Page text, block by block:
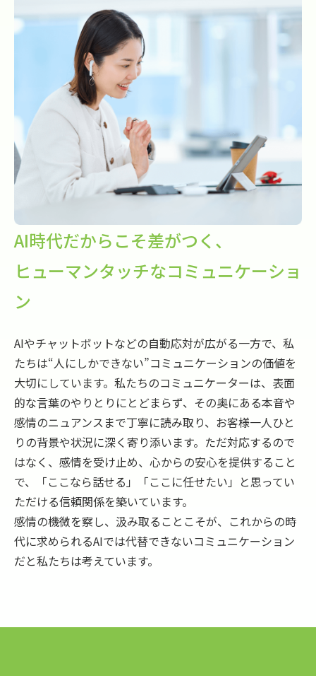
AI時代だからこそ差がつく、
ヒューマンタッチなコミュニケーショ
ン
AIやチャットボットなどの自動応対が広がる一方で、私
たちは“人にしかできない”コミュニケーションの価値を
大切にしています。私たちのコミュニケーターは、表面
的な言葉のやりとりにとどまらず、その奥にある本音や
感情のニュアンスまで丁寧に読み取り、お客様一人ひと
りの背景や状況に深く寄り添います。ただ対応するので
はなく、感情を受け止め、心からの安心を提供すること
で、「ここなら話せる」「ここに任せたい」と思ってい
ただける信頼関係を築いています。
感情の機微を察し、汲み取ることこそが、これからの時
代に求められるAIでは代替できないコミュニケーション
だと私たちは考えています。